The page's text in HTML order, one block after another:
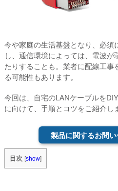
今や家庭の生活基盤となり、必須
し、通信環境によっては、電波が
たりすることも。業者に配線工事
る可能性もあります。
今回は、自宅のLANケーブルを
に向けて、手順とコツをご紹介し
製品に関するお問
目次 [show]